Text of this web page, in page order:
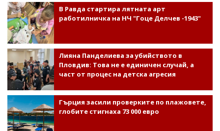
В Равда стартира лятната арт
работилничка на НЧ "Гоце Делчев -1943"
Лияна Панделиева за убийството в
Пловдив: Това не е единичен случай, а
част от процес на детска агресия
Гърция засили проверките по плажовете,
глобите стигнаха 73 000 евро